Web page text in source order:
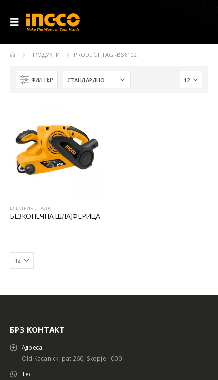
ПРОДУКТИ PRODUCT TAG -BS8102
ФИЛТЕР
ЕЛЕКТРИЧЕН АЛАТ
БЕЗКОНЕЧНА ШЛАЈФЕРИЦА
БРЗ КОНТАКТ
Адреса:
Old Kacanicki pat 260, Skopje 1000
Тел: